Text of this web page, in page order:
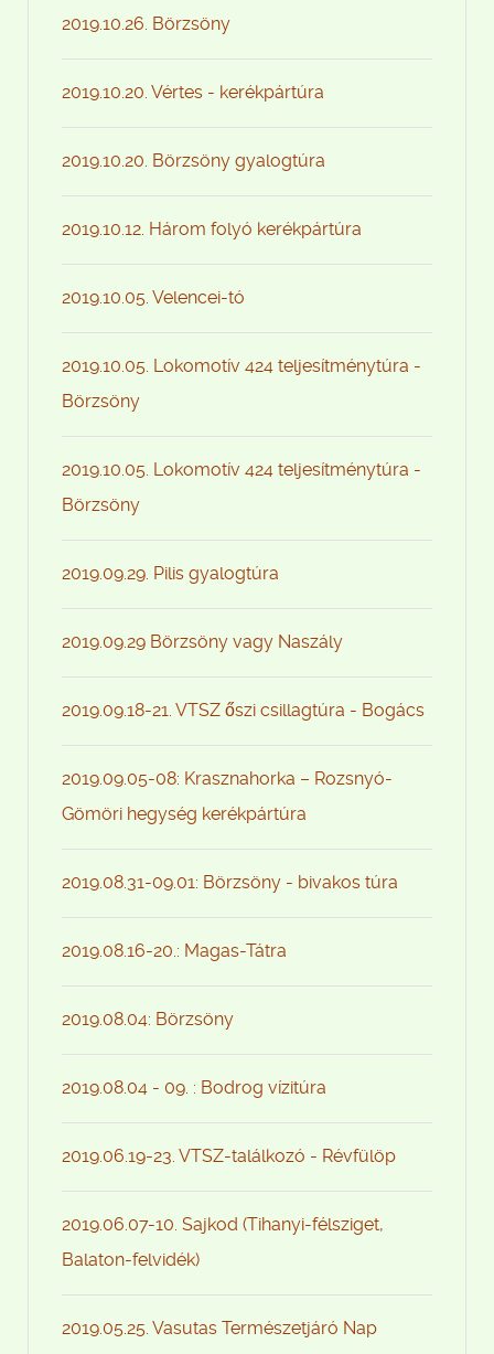
2019.10.26. Börzsöny
2019.10.20. Vértes - kerékpártúra
2019.10.20. Börzsöny gyalogtúra
2019.10.12. Három folyó kerékpártúra
2019.10.05. Velencei-tó
2019.10.05. Lokomotív 424 teljesítménytúra -
Börzsöny
2019.10.05. Lokomotív 424 teljesítménytúra -
Börzsöny
2019.09.29. Pilis gyalogtúra
2019.09.29 Börzsöny vagy Naszály
2019.09.18-21. VTSZ őszi csillagtúra - Bogács
2019.09.05-08: Krasznahorka – Rozsnyó-
Gömöri hegység kerékpártúra
2019.08.31-09.01: Börzsöny - bivakos túra
2019.08.16-20.: Magas-Tátra
2019.08.04: Börzsöny
2019.08.04 - 09. : Bodrog vízitúra
2019.06.19-23. VTSZ-találkozó - Révfülöp
2019.06.07-10. Sajkod (Tihanyi-félsziget,
Balaton-felvidék)
2019.05.25. Vasutas Természetjáró Nap